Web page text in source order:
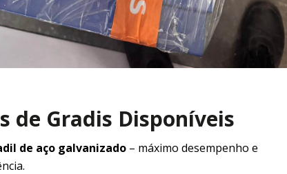
de Gradis Disponíveis
de aço galvanizado – máximo desempenho e